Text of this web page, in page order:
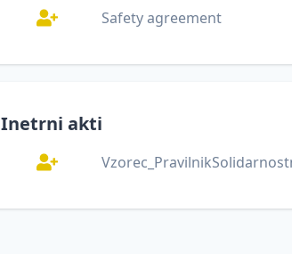
Safety agreement
Inetrni akti